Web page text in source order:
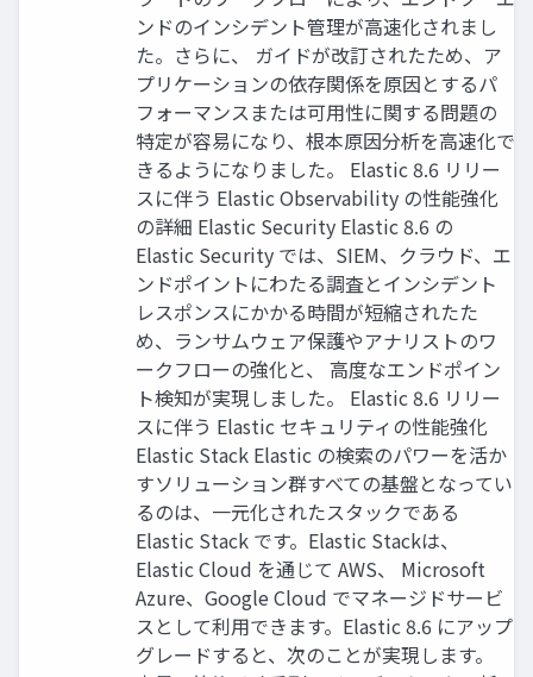
ンドのインシデント管理が⾼速化されまし
た。さらに、 ガイドが改訂されたため、ア
プリケーションの依存関係を原因とするパ
フォーマンスまたは可⽤性に関する問題の
特定が容易になり、根本原因分析を⾼速化で
きるようになりました。 Elastic 8.6 リリー
スに伴う Elastic Observability の性能強化
の詳細 Elastic Security Elastic 8.6 の
Elastic Security では、SIEM、クラウド、エ
ンドポイントにわたる調査とインシデント
レスポンスにかかる時間が短縮されたた
め、ランサムウェア保護やアナリストのワ
ークフローの強化と、 ⾼度なエンドポイン
ト検知が実現しました。 Elastic 8.6 リリー
スに伴う Elastic セキュリティの性能強化
Elastic Stack Elastic の検索のパワーを活か
すソリューション群すべての基盤となってい
るのは、⼀元化されたスタックである
Elastic Stack です。Elastic Stackは、
Elastic Cloud を通じて AWS、 Microsoft
Azure、Google Cloud でマネージドサービ
スとして利⽤できます。Elastic 8.6 にアップ
グレードすると、次のことが実現します。